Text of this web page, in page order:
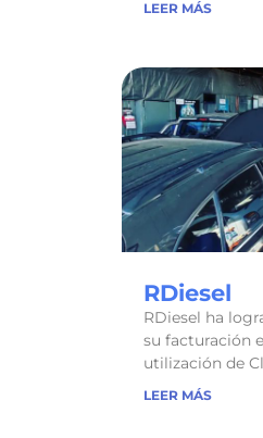
LEER MÁS
RDiesel
RDiesel ha
su facturación
utilización de
LEER MÁS